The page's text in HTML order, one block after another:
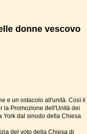
donne vescovo
e un ostacolo all'unità. Così il
la Promozione dell'Unità dei
York dal sinodo della Chiesa
del voto della Chiesa di